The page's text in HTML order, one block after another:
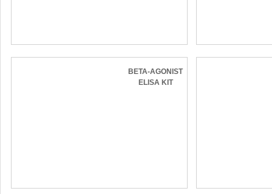
BETA-AGONIST
ELISA KIT